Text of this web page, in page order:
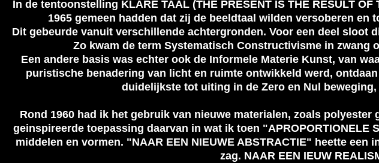
In de tentoonstelling KLARE TAAL (THE PRESENT IS THE RESULT
1965 gemeen hadden dat zij de beeldtaal wilden versoberen
Dit gebeurde vanuit verschillende achtergronden. Voor een deel sloot
Zo kwam de term Systematisch Constructivisme in zwang
Een andere basis was echter ook de Informele Materie Kunst, van
puristische benadering van licht en ruimte ontwikkeld werd,
duidelijkste tot uiting in de Zero en Nul
Rond 1960 had ik het gebruik van nieuwe materialen, zoals
geinspireerde toepassing daarvan in wat ik toen
middelen en vormen. "NAAR EEN NIEUWE ABSTRACTIE" heette
zag. NAAR EEN IEUW